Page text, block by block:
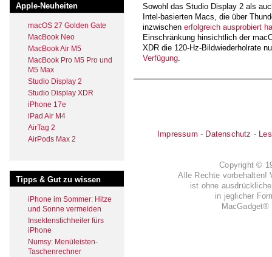
Apple-Neuheiten
macOS 27 Golden Gate
MacBook Neo
MacBook Air M5
MacBook Pro M5 Pro und
M5 Max
Studio Display 2
Studio Display XDR
iPhone 17e
iPad Air M4
AirTag 2
AirPods Max 2
Tipps & Gut zu wissen
iPhone im Sommer: Hitze
und Sonne vermeiden
Insektenstichheiler fürs
iPhone
Numsy: Menüleisten-
Taschenrechner
Sowohl das Studio Display 2 als
Intel-basierten Macs, die über
inzwischen erfolgreich ausprobiert
Einschränkung hinsichtlich der
XDR die 120-Hz-Bildwiederholrate
Verfügung
Impressum - Datenschutz -
Copyright ©
Alle Rechte vorbehalten!
ist ohne
in jeglicher
MacGadget®